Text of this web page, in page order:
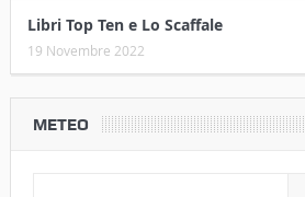
Libri Top Ten e Lo Scaffale
19 Novembre 2022
METEO